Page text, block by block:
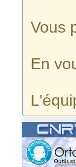
Vous
En